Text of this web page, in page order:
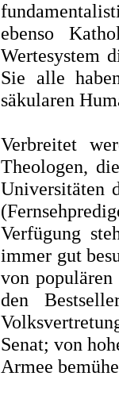
ebenso
Wertesystem
Sie alle
säkularen
Verbreitet
Theologen,
Universitäten
Verfügung
immer gut
von
den
Senat; von
Armee